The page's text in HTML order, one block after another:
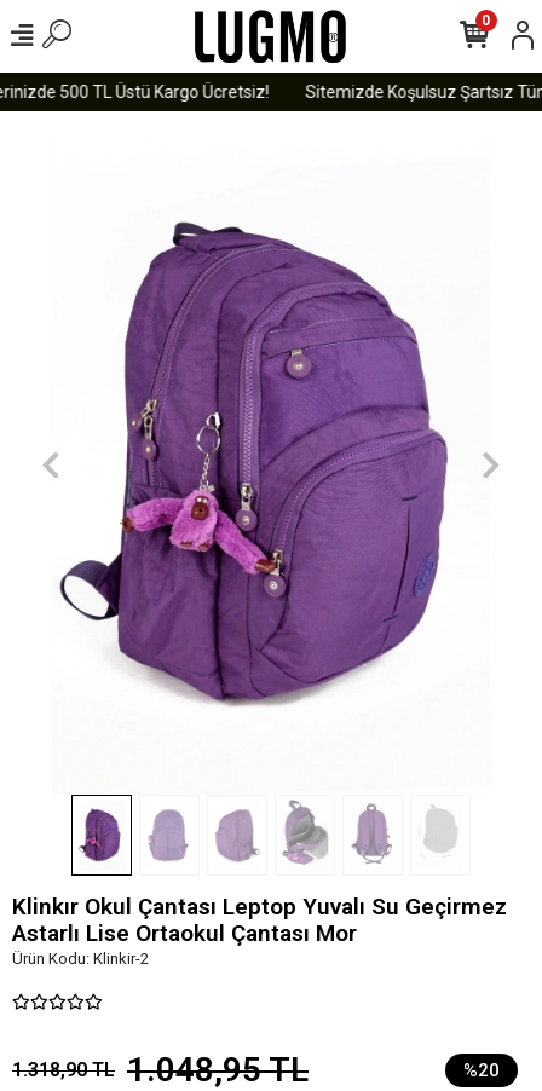
500 TL Üstü Kargo Ücretsiz! Sitemizde Koşulsuz Şartsız
0
Klinkır Okul Çantası Leptop Yuvalı Su Geçirmez
Astarlı Lise Ortaokul Çantası Mor
Ürün Kodu: Klinkir-2
1.318,90 TL 1.048,95 TL %20